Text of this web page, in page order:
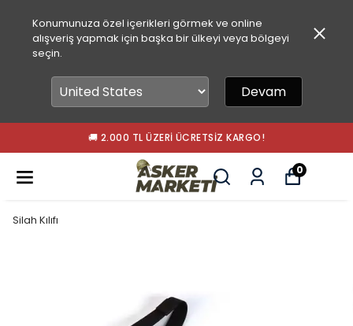
Konumunuza özel içerikleri görmek ve online
alışveriş yapmak için başka bir ülkeyi veya bölgeyi
seçin.
Devam
🚚 2.000 TL ÜZERI ÜCRETSIZ KARGO!
0
Silah Kılıfı